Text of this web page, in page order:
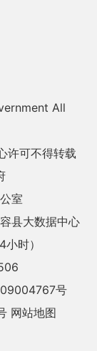
All
许可不得转载
室
县大数据中心
时）
号
网站地图